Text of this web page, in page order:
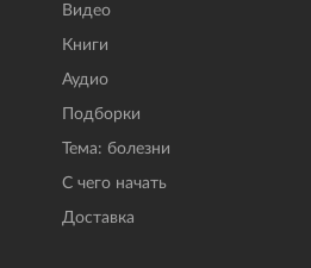
Видео
Книги
Аудио
Подборки
Тема: болезни
С чего начать
Доставка